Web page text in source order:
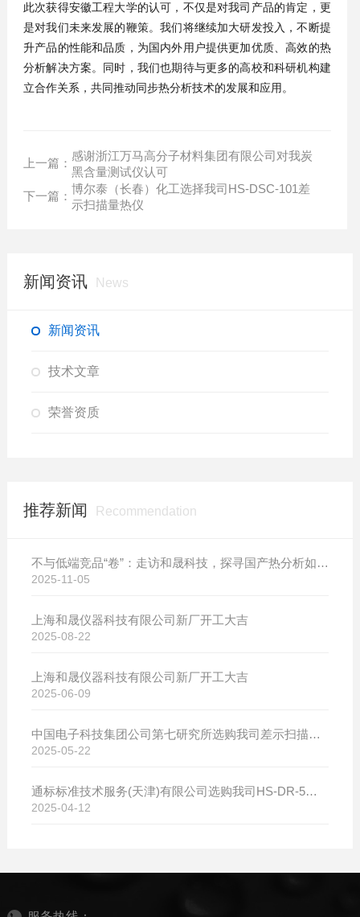
此次获得安徽工程大学的认可，不仅是对我司产品的肯定，更
是对我们未来发展的鞭策。我们将继续加大研发投入，不断提
升产品的性能和品质，为国内外用户提供更加优质、高效的热
分析解决方案。同时，我们也期待与更多的高校和科研机构建
立合作关系，共同推动同步热分析技术的发展和应用。
上一篇：
感谢浙江万马高分子材料集团有限公司对我炭
黑含量测试仪认可
下一篇：
博尔泰（长春）化工选择我司HS-DSC-101差
示扫描量热仪
新闻资讯 News
新闻资讯
技术文章
荣誉资质
推荐新闻 Recommendation
不与低端竞品“卷”：走访和晟科技，探寻国产热分析如何行稳致远
2025-11-05
上海和晟仪器科技有限公司新厂开工大吉
2025-08-22
上海和晟仪器科技有限公司新厂开工大吉
2025-06-09
中国电子科技集团公司第七研究所选购我司差示扫描量热仪
2025-05-22
通标标准技术服务(天津)有限公司选购我司HS-DR-5导热系数测试仪
2025-04-12